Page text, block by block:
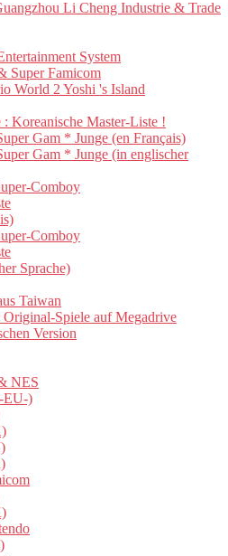
Li Cheng Industrie & Trade
System
Super Famicom
World 2 Yoshi 's Island
: Koreanische Master-Liste !
Gam * Junge (en Français)
Gam * Junge (in englischer
Comboy
Comboy
Sprache)
Taiwan
Original-Spiele auf Megadrive
Version
NES
EU-)